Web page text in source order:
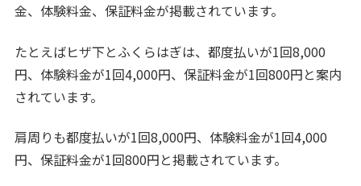
金、体験料金、保証料金が掲載されています。
たとえばヒザ下とふくらはぎは、都度払いが1回8,000
円、体験料金が1回4,000円、保証料金が1回800円と案内
されています。
肩周りも都度払いが1回8,000円、体験料金が1回4,000
円、保証料金が1回800円と掲載されています。